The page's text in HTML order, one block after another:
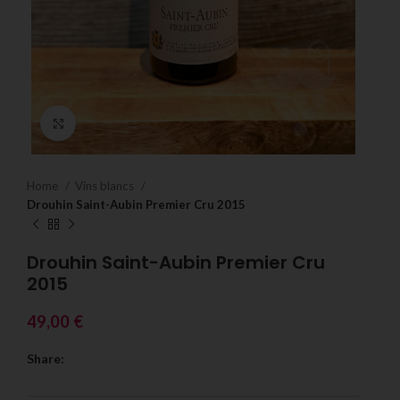
Click to enlarge
Home
Vins blancs
Drouhin Saint-Aubin Premier Cru 2015
Drouhin Saint-Aubin Premier Cru
2015
49,00 €
Share: